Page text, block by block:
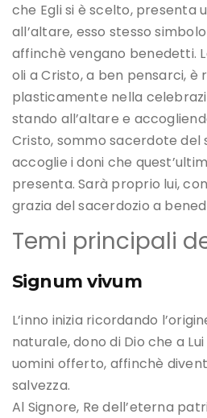
che Egli si è scelto, presenta
all’altare, esso stesso
affinchè vengano benedetti.
oli a Cristo, a ben pensarci, è
plasticamente nella
stando all’altare e
Cristo, sommo sacerdote del
accoglie i doni che
presenta. Sarà proprio lui,
grazia del sacerdozio a
Temi principali
Signum vivum
L’inno inizia ricordando
naturale, dono di Dio che a
uomini offerto, affinchè
salvezza.
Al Signore, Re dell’eterna